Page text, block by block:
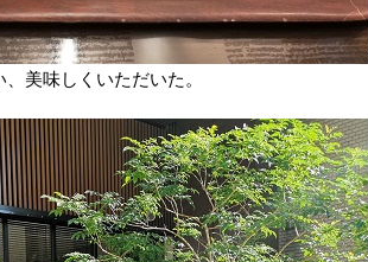
美味しくいただいた。